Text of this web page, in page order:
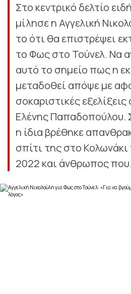
Στο κεντρικό δελτίο
μίλησε η Αγγελική
το ότι θα επιστρέψει
το Φως στο Τούνελ. Να
αυτό το σημείο πως η
μεταδοθεί απόψε με
σοκαριστικές
Ελένης Παπαδοπούλου.
η ίδια βρέθηκε
σπίτι της στο Κολωνάκι
2022 και άνθρωπος